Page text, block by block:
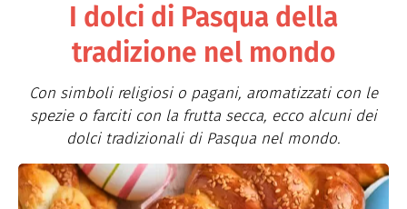
I dolci di Pasqua della
tradizione nel mondo
Con simboli religiosi o pagani, aromatizzati con le
spezie o farciti con la frutta secca, ecco alcuni dei
dolci tradizionali di Pasqua nel mondo.